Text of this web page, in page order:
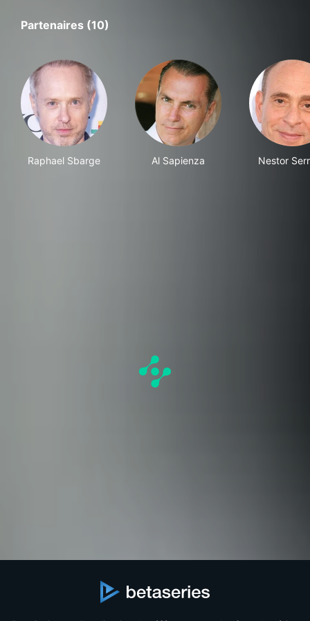
Partenaires (10)
Raphael Sbarge Al Sapienza Nestor